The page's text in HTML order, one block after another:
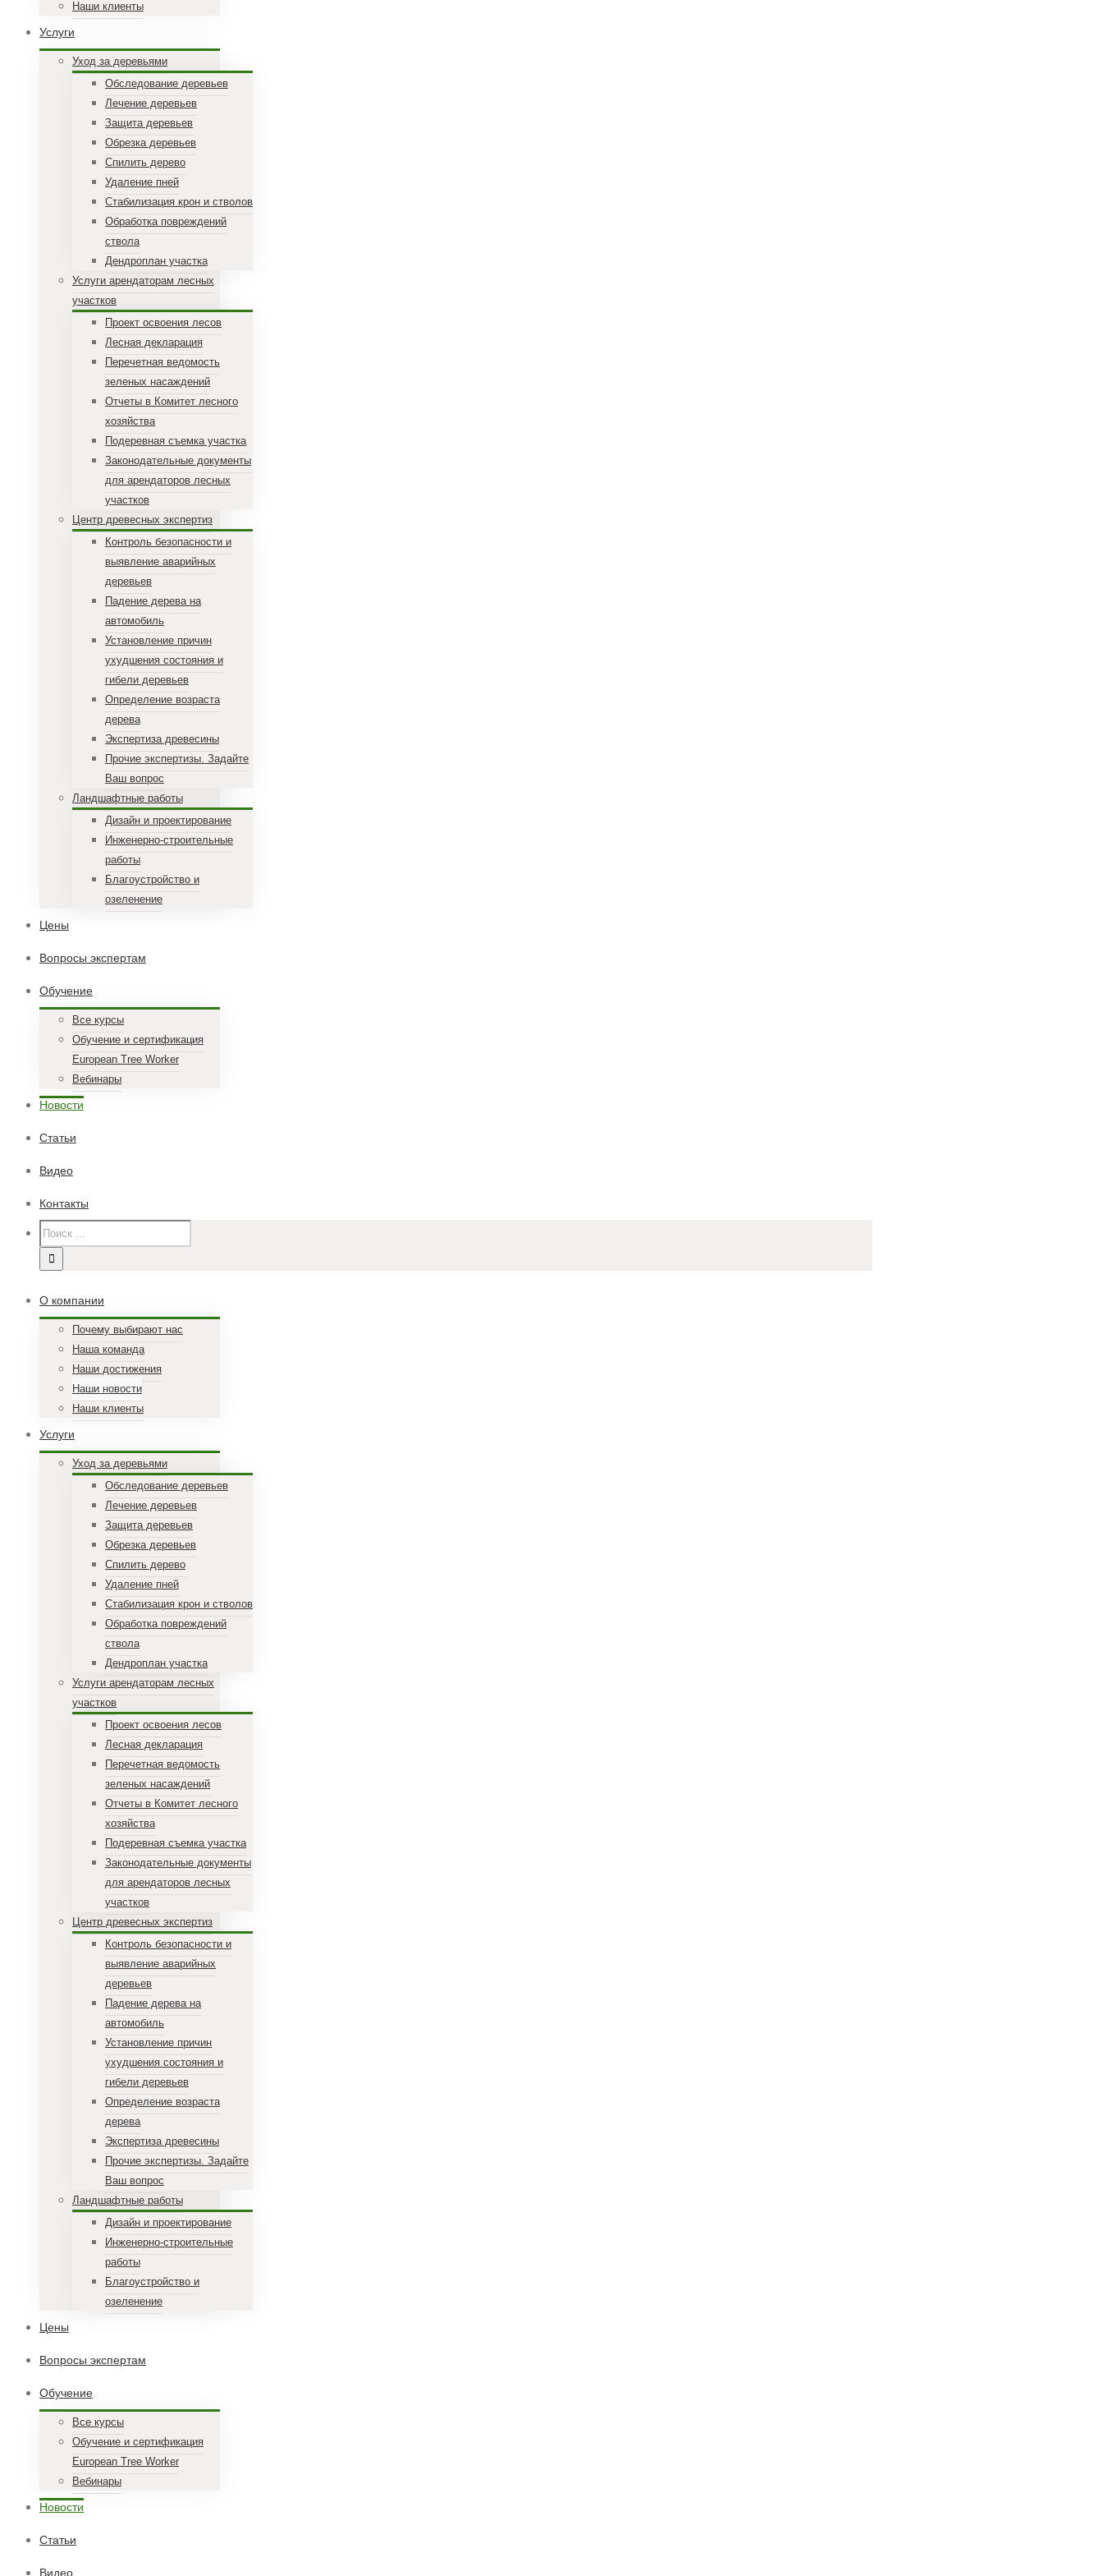
Наши клиенты
Услуги
Уход за деревьями
Обследование деревьев
Лечение деревьев
Защита деревьев
Обрезка деревьев
Спилить дерево
Удаление пней
Стабилизация крон и стволов
Обработка повреждений
ствола
Дендроплан участка
Услуги арендаторам лесных
участков
Проект освоения лесов
Лесная декларация
Перечетная ведомость
зеленых насаждений
Отчеты в Комитет лесного
хозяйства
Подеревная съемка участка
Законодательные документы
для арендаторов лесных
участков
Центр древесных экспертиз
Контроль безопасности и
выявление аварийных
деревьев
Падение дерева на
автомобиль
Установление причин
ухудшения состояния и
гибели деревьев
Определение возраста
дерева
Экспертиза древесины
Прочие экспертизы. Задайте
Ваш вопрос
Ландшафтные работы
Дизайн и проектирование
Инженерно-строительные
работы
Благоустройство и
озеленение
Цены
Вопросы экспертам
Обучение
Все курсы
Обучение и сертификация
European Tree Worker
Вебинары
Новости
Статьи
Видео
Контакты
О компании
Почему выбирают нас
Наша команда
Наши достижения
Наши новости
Наши клиенты
Услуги
Уход за деревьями
Обследование деревьев
Лечение деревьев
Защита деревьев
Обрезка деревьев
Спилить дерево
Удаление пней
Стабилизация крон и стволов
Обработка повреждений
ствола
Дендроплан участка
Услуги арендаторам лесных
участков
Проект освоения лесов
Лесная декларация
Перечетная ведомость
зеленых насаждений
Отчеты в Комитет лесного
хозяйства
Подеревная съемка участка
Законодательные документы
для арендаторов лесных
участков
Центр древесных экспертиз
Контроль безопасности и
выявление аварийных
деревьев
Падение дерева на
автомобиль
Установление причин
ухудшения состояния и
гибели деревьев
Определение возраста
дерева
Экспертиза древесины
Прочие экспертизы. Задайте
Ваш вопрос
Ландшафтные работы
Дизайн и проектирование
Инженерно-строительные
работы
Благоустройство и
озеленение
Цены
Вопросы экспертам
Обучение
Все курсы
Обучение и сертификация
European Tree Worker
Вебинары
Новости
Статьи
Видео